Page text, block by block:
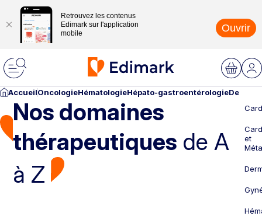
Retrouvez les contenus
Edimark sur l'application
mobile
Ouvrir
AccueilOncologieHématologieHépato-gastroentérologie
Nos domaines
thérapeutiques de A
à Z
et